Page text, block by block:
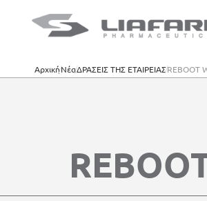
ΑρχικήΝέαΔΡΑΣΕΙΣ ΤΗΣ ΕΤΑΙΡΕΙΑΣREBOOT